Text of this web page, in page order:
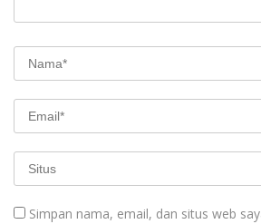
Simpan nama, email, dan situs web